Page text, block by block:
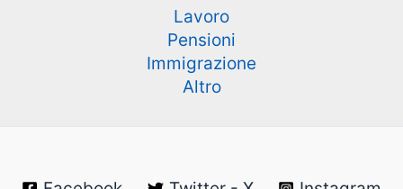
Lavoro
Pensioni
Immigrazione
Altro